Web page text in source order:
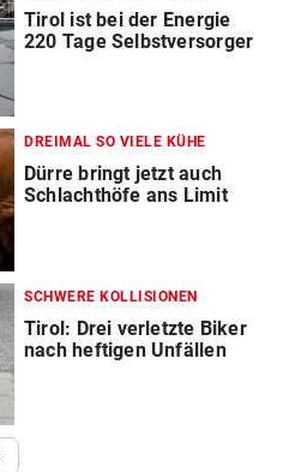
Tirol ist bei der Energie
220 Tage Selbstversorger
DREIMAL SO VIELE KÜHE
Dürre bringt jetzt auch
Schlachthöfe ans Limit
SCHWERE KOLLISIONEN
Tirol: Drei verletzte Biker
nach heftigen Unfällen